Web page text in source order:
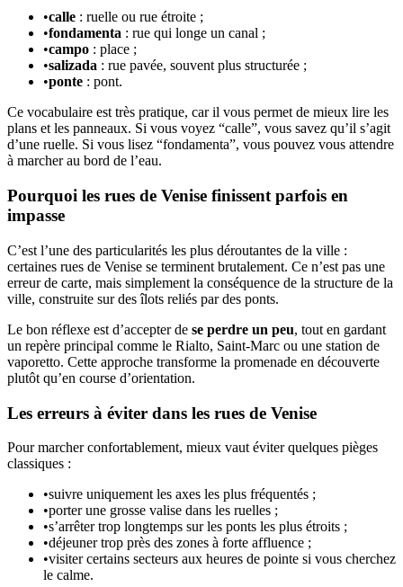
•calle : ruelle ou rue étroite ;
•fondamenta : rue qui longe un canal ;
•campo : place ;
•salizada : rue pavée, souvent plus structurée ;
•ponte : pont.
Ce vocabulaire est très pratique, car il vous permet de mieux lire les
plans et les panneaux. Si vous voyez “calle”, vous savez qu’il s’agit
d’une ruelle. Si vous lisez “fondamenta”, vous pouvez vous attendre
à marcher au bord de l’eau.
Pourquoi les rues de Venise finissent parfois en
impasse
C’est l’une des particularités les plus déroutantes de la ville :
certaines rues de Venise se terminent brutalement. Ce n’est pas une
erreur de carte, mais simplement la conséquence de la structure de la
ville, construite sur des îlots reliés par des ponts.
Le bon réflexe est d’accepter de se perdre un peu, tout en gardant
un repère principal comme le Rialto, Saint-Marc ou une station de
vaporetto. Cette approche transforme la promenade en découverte
plutôt qu’en course d’orientation.
Les erreurs à éviter dans les rues de Venise
Pour marcher confortablement, mieux vaut éviter quelques pièges
classiques :
•suivre uniquement les axes les plus fréquentés ;
•porter une grosse valise dans les ruelles ;
•s’arrêter trop longtemps sur les ponts les plus étroits ;
•déjeuner trop près des zones à forte affluence ;
•visiter certains secteurs aux heures de pointe si vous cherchez
le calme.